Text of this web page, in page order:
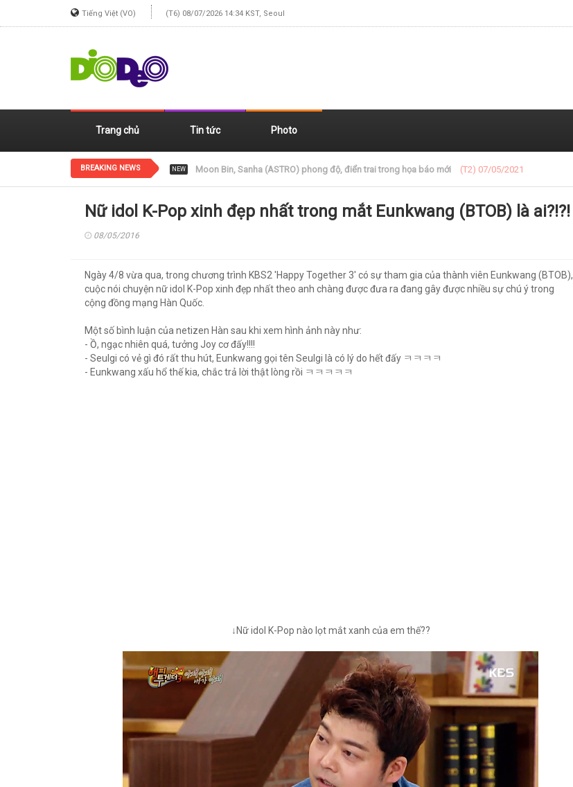
Tiếng Việt (VO) (T6) 08/07/2026 14:34 KST, Seoul
Trang chủ Tin tức Photo
BREAKING NEWS NEW Jennie (BLACKPINK) xinh đẹp trong loạt ảnh gần đây (T2) 07/05/2021
Nữ idol K-Pop xinh đẹp nhất trong mắt Eunkwang (BTOB) là ai?!?!
08/05/2016
Ngày 4/8 vừa qua, trong chương trình KBS2 'Happy Together 3' có sự tham gia của thành viên Eunkwang (BTOB),
cuộc nói chuyện nữ idol K-Pop xinh đẹp nhất theo anh chàng được đưa ra đang gây được nhiều sự chú ý trong
cộng đồng mạng Hàn Quốc.
Một số bình luận của netizen Hàn sau khi xem hình ảnh này như:
- Ồ, ngạc nhiên quá, tưởng Joy cơ đấy!!!!
- Seulgi có vẻ gì đó rất thu hút, Eunkwang gọi tên Seulgi là có lý do hết đấy ㅋㅋㅋㅋ
- Eunkwang xấu hổ thế kia, chắc trả lời thật lòng rồi ㅋㅋㅋㅋㅋ
↓Nữ idol K-Pop nào lọt mắt xanh của em thế??